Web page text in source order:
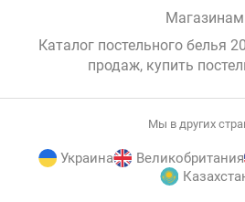
Магазинам
Каталог постельного белья
продаж, купить
Мы в других
Украина Великобритания